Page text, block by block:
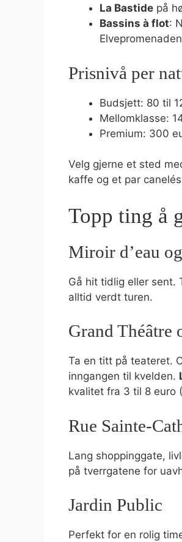
La Bastide på
Bassins à flot:
Prisnivå per
Budsjett: 80 til
Mellomklasse:
Premium: 300
Velg gjerne et sted
kaffe og et par
Topp ting å
Miroir d’eau
Gå hit tidlig eller sent.
alltid verdt turen.
Grand Théâtre
Ta en titt på teateret.
inngangen til kvelden.
kvalitet fra 3 til 8 euro
Rue Sainte-
Lang shoppinggate,
på tverrgatene for
Jardin Public
Perfekt for en rolig